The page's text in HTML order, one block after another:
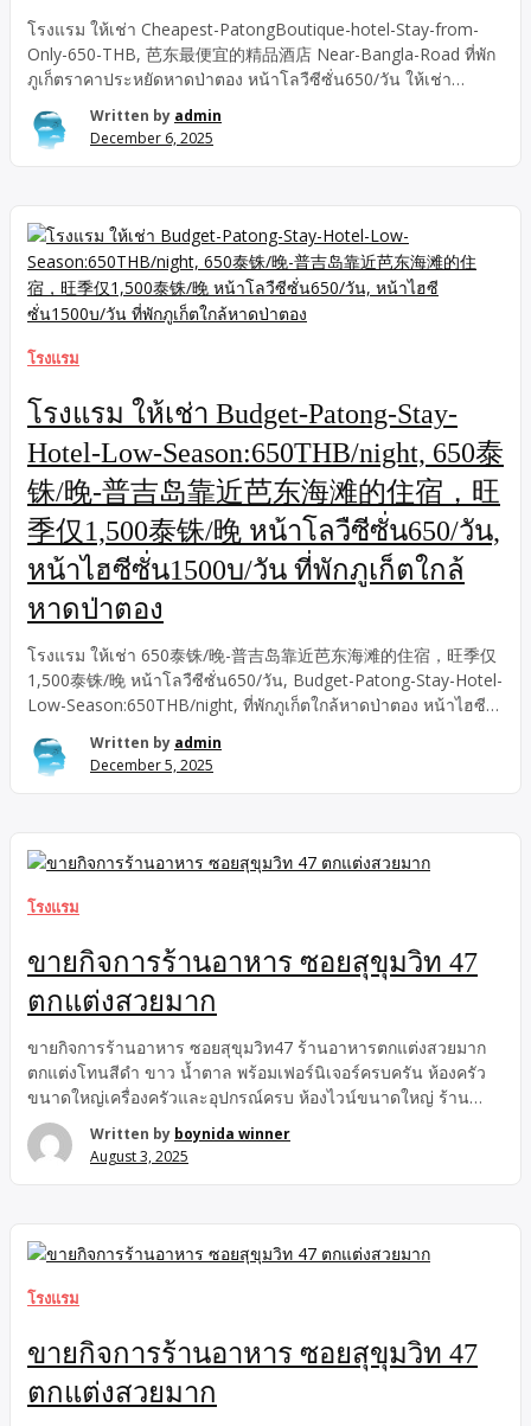
โรงแรม ให้เช่า Cheapest-PatongBoutique-hotel-Stay-from-
Only-650-THB, 芭东最便宜的精品酒店 Near-Bangla-Road ที่พัก
ภูเก็ตราคาประหยัดหาดป่าตอง หน้าโลวืซีซั่น650/วัน ให้เช่า
โรงแรม ที่พักภูเก็ตราคาประหยัดหาดป่าตอง Near-Bangla-Road
芭东最便宜的精品酒店 หน้าโลวืซีซั่น650/วัน Cheapest-
PatongBoutique-hotel-Stay-from-Only-650-THB, ให้เช่า
宜的精品酒店 Near-Bangla-Road โรงแรม หาดป่าตอง หน้าโลวืซี
ซั่น 650/วัน, Cheapest-Patong Boutique-hotel-Stay-from-Only-
650-THB, Near-Bangla-Road, in Low Sason, High-
Season1,500-THB/night 芭东最便宜的精品酒店 โรงแรมที่พัก
ภูเก็ตราคาประหยัดหาดป่าตอง หน้าโลวืซีซั่น 650/วัน, Cheapest-
Patong Boutique-hotel-Stay-from-Only-650-THB, Near-
东最便宜的精品酒店 普吉岛靠近芭东海滩的住宿，淡季仅 650 泰
铢/晚 -普吉岛靠近芭东海滩的住宿，旺季仅 1,500 泰铢/晚ที่พัก
ภูเก็ตใกล้หาดป่าตอง หน้าโลวืซีซั่น 650/วัน, ที่พักภูเก็ตใกล้หาดป่า
ตอง หน้าไฮซีซั่น 1500บ/วัน Budget- […]
Written by admin
December 6, 2025
โรงแรม
โรงแรม ให้เช่า Budget-Patong-Stay-
Hotel-Low-Season:650THB/night, 650泰
铢/晚-普吉岛靠近芭东海滩的住宿，旺
季仅1,500泰铢/晚 หน้าโลวืซีซั่น650/วัน,
หน้าไฮซีซั่น1500บ/วัน ที่พักภูเก็ตใกล้
หาดป่าตอง
โรงแรม ให้เช่า 650泰铢/晚-普吉岛靠近芭东海滩的住宿，旺季仅
1,500泰铢/晚 หน้าโลวืซีซั่น650/วัน, Budget-Patong-Stay-Hotel-
Low-Season:650THB/night, ที่พักภูเก็ตใกล้หาดป่าตอง หน้าไฮซี
Season:650THB/night, 650泰铢/晚-普吉岛靠近芭东海滩的住
宿，旺季仅1,500泰铢/晚 หน้าโลวืซีซั่น650/วัน, หน้าไฮซี
泰铢/晚 ให้เช่า หน้าไฮซีซั่น1500บ/วัน Budget-Patong-Stay-
Hotel-Low-Season:650THB/night, ที่พักภูเก็ตใกล้หาดป่าตอง ที่พัก
ภูเก็ตใกล้หาดป่าตอง หน้าโลวืซีซั่น 650/วัน, ที่พักภูเก็ตใกล้หาดป่า
Season : 650THB/night, High-Season-Deluxe: 1,500-
THB/night, 普吉岛靠近芭东海滩的住宿，淡季仅 650 泰铢/晚 -普
吉岛靠近芭东海滩的住宿，旺季仅 1,500 泰铢/晚 ที่พักภูเก็ตใกล้
ไฮซีซั่น 1500บ/วัน Budget- Patong-Stay-Hotel-Low-Season :
650THB/night, High-Season-Deluxe: 1,500-THB/night, 普吉岛
靠近芭东海滩的住宿，淡季仅 650 泰铢/晚 -普吉岛靠近芭东海滩
的住宿，旺季仅 […]
Written by admin
December 5, 2025
โรงแรม
ขายกิจการร้านอาหาร ซอยสุขุมวิท 47
ตกแต่งสวยมาก
ขายกิจการร้านอาหาร ซอยสุขุมวิท47 ร้านอาหารตกแต่งสวยมาก
ตกแต่งโทนสีดำ ขาว น้ำตาล พร้อมเฟอร์นิเจอร์ครบครัน ห้องครัว
ขนาดใหญ่เครื่องครัวและอุปกรณ์ครบ ห้องไวน์ขนาดใหญ่ ร้าน
เป็นกระจกโปร่งเห็นสนามหญ้า ต้นไม้สวยงาม สามารถเข้าดำเนิน
กิจการต่อได้ทันที อยู่บนพื้นที่ 218 ตารางวา พื้นที่ใช้สอยรวมทั้งหมด
900 ตารางเมตร ภายในอาคาร 400 ตารางเมตร ด้านนอกอาคาร
จ่ายค่าเช่าที่ดิน 209,000 บาท/เดือน ราคา 4,500,000 บาท Tel
091~541~5556 Line ID : boynidabbb รายละเอียดทรัพย์ :: –
ภายในอาคารแบ่งเป็น 2 ชั้น ** ชั้น 1 สูง […]
Written by boynida winner
August 3, 2025
โรงแรม
ขายกิจการร้านอาหาร ซอยสุขุมวิท 47
ตกแต่งสวยมาก